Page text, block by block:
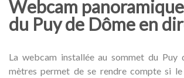
Webcam
du Puy de Dôme en
La webcam installée au sommet du Puy
mètres permet de se rendre compte si